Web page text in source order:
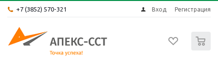
+7 (3852) 570-321 Вход Регистрация